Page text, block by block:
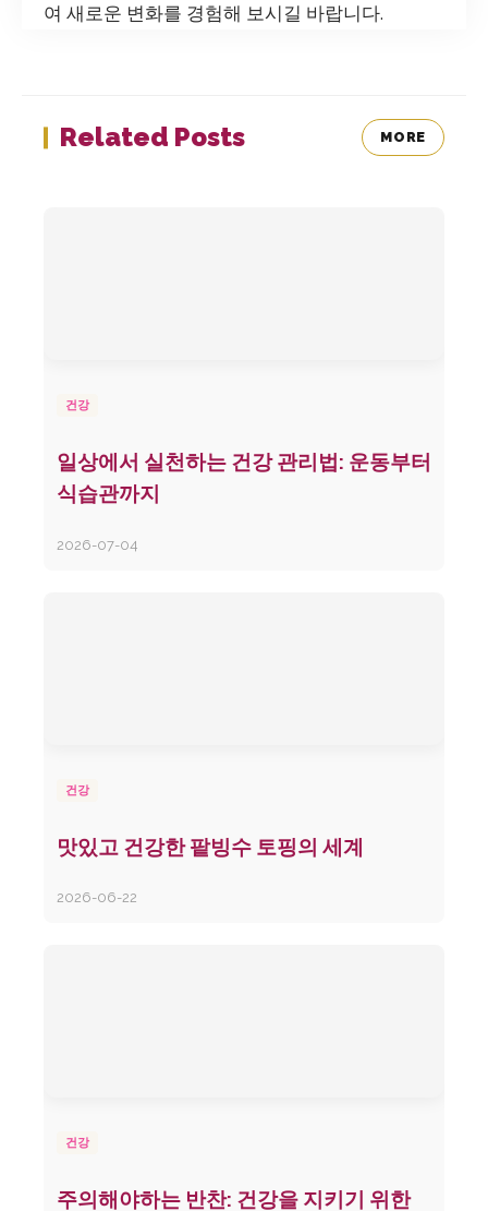
여 새로운 변화를 경험해 보시길 바랍니다.
Related Posts MORE
건강
일상에서 실천하는 건강 관리법: 운동부터
식습관까지
2026-07-04
건강
맛있고 건강한 팥빙수 토핑의 세계
2026-06-22
건강
주의해야하는 반찬: 건강을 지키기 위한